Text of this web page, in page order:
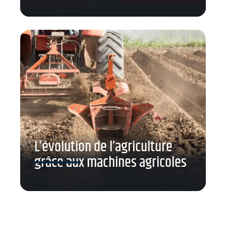
L’évolution de l’agriculture
grâce aux machines agricoles